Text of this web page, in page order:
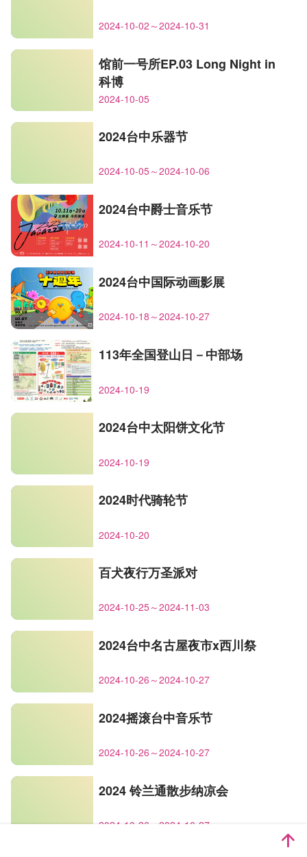
2024-10-02～2024-10-31
馆前一号所EP.03 Long Night in
科博
2024-10-05
2024台中乐器节
2024-10-05～2024-10-06
2024台中爵士音乐节
2024-10-11～2024-10-20
2024台中国际动画影展
2024-10-18～2024-10-27
113年全国登山日－中部场
2024-10-19
2024台中太阳饼文化节
2024-10-19
2024时代骑轮节
2024-10-20
百犬夜行万圣派对
2024-10-25～2024-11-03
2024台中名古屋夜市x西川祭
2024-10-26～2024-10-27
2024摇滚台中音乐节
2024-10-26～2024-10-27
2024 铃兰通散步纳凉会
2024-10-26～2024-10-27